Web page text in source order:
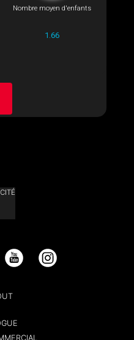
Nombre moyen d'enfants
1.66
YouTube Instagram